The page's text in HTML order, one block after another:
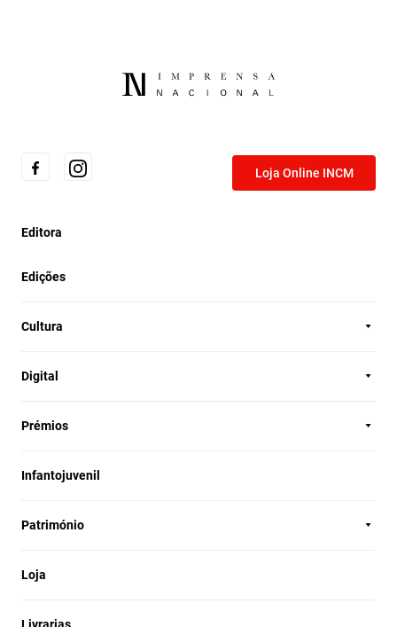
Loja Online INCM
Editora
Edições
Cultura
Digital
Prémios
Infantojuvenil
Património
Loja